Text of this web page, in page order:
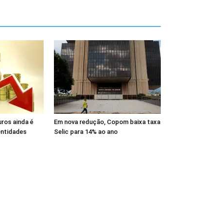
ainda é
Em nova redução, Copom baixa taxa
Selic para 14% ao ano